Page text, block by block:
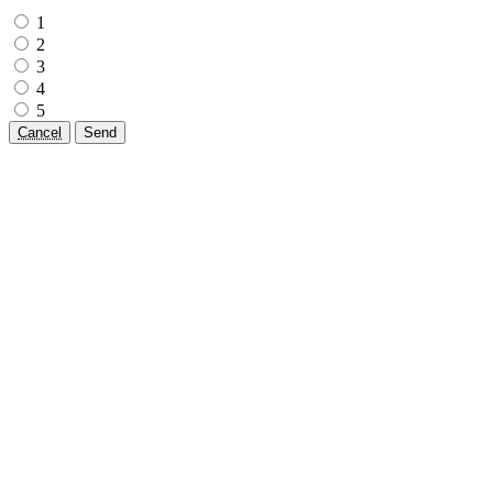
1
2
3
4
5
Cancel Send